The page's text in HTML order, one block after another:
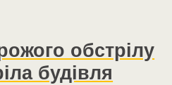
обстрілу
будівля